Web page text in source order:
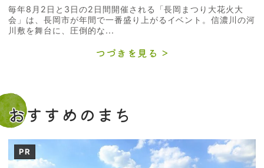
毎年8月2日と3日の2日間開催される「長岡まつり大花火大
会」は、長岡市が年間で一番盛り上がるイベント。信濃川の河
川敷を舞台に、圧倒的な...
つづきを見る
おすすめのまち
PR